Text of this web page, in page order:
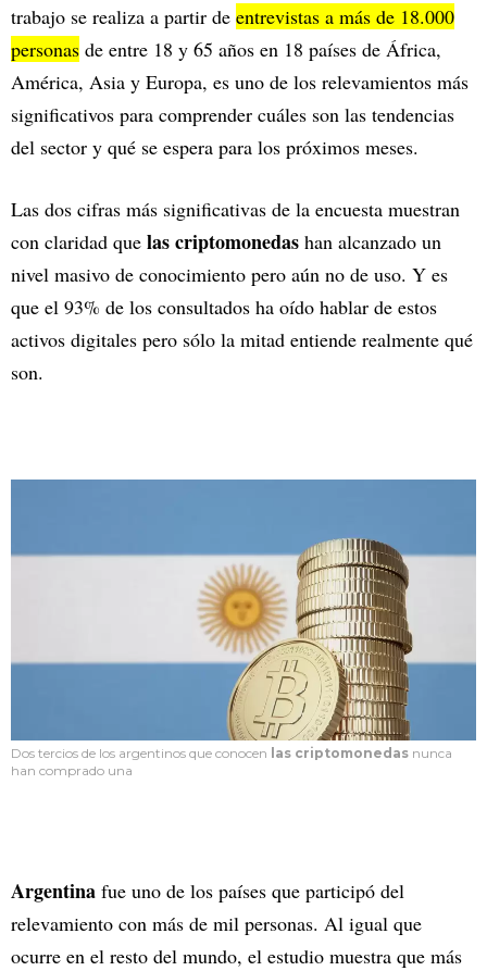
trabajo se realiza a partir de entrevistas a más de 18.000
personas de entre 18 y 65 años en 18 países de África,
América, Asia y Europa, es uno de los relevamientos más
significativos para comprender cuáles son las tendencias
del sector y qué se espera para los próximos meses.
Las dos cifras más significativas de la encuesta muestran
con claridad que las criptomonedas han alcanzado un
nivel masivo de conocimiento pero aún no de uso. Y es
que el 93% de los consultados ha oído hablar de estos
activos digitales pero sólo la mitad entiende realmente qué
son.
Dos tercios de los argentinos que conocen las criptomonedas nunca
han comprado una
Argentina fue uno de los países que participó del
relevamiento con más de mil personas. Al igual que
ocurre en el resto del mundo, el estudio muestra que más